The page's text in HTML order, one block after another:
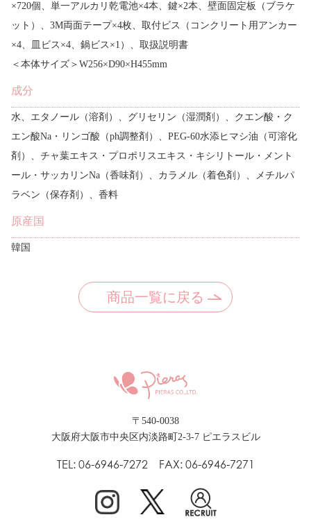
×720個、単一アルカリ乾電池×4本、鍵×2本、壁面固定板（ブラケ
ット）、3M両面テープ×4枚、取付ビス（コンクリート用アンカー
×4、皿ビス×4、鍋ビス×1）、取扱説明書
＜本体サイズ＞W256×D90×H455mm
成分
水、エタノール（溶剤）、グリセリン（湿潤剤）、クエン酸・ク
エン酸Na・リンゴ酸（ph調整剤）、PEG-60水添ヒマシ油（可溶化
剤）、チャ葉エキス・プロポリスエキス・キシリトール・メント
ール・サッカリンNa（香味剤）、カラメル（着色剤）、メチルパ
ラベン（保存剤）、香料
原産国
韓国
商品一覧に戻る
〒540-0038
大阪府大阪市中央区内淡路町2-3-7 ピエラスビル
TEL: 06-6946-7272 FAX: 06-6946-7271